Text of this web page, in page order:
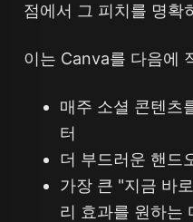
점에서 그 피치를 명확
이는 Canva를 다음에
매주 소셜 콘텐츠
터
더 부드러운 핸드
가장 큰 "지금 바
리 효과를 원하는